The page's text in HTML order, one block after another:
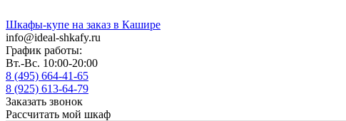
Шкафы-купе на заказ в Кашире
info@ideal-shkafy.ru
График работы:
Вт.-Вс. 10:00-20:00
8 (495) 664-41-65
8 (925) 613-64-79
Заказать звонок
Рассчитать мой шкаф